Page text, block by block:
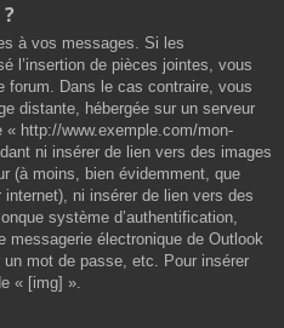
à vos messages. Si les
l’insertion de pièces jointes, vous
forum. Dans le cas contraire, vous
distante, hébergée sur un serveur
http://www.exemple.com/mon-
ni insérer de lien vers des images
(à moins, bien évidemment, que
ni insérer de lien vers des
système d’authentification,
messagerie électronique de Outlook
mot de passe, etc. Pour insérer
« [img] ».